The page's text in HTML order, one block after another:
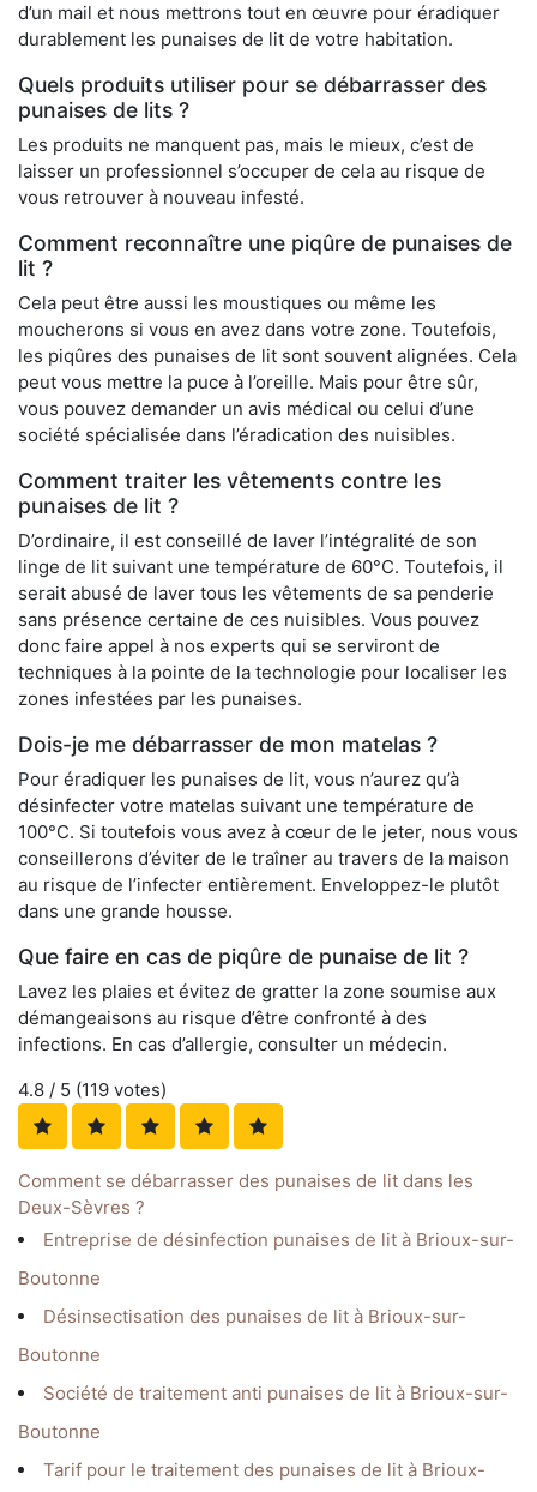
d’un mail et nous mettrons tout en œuvre pour éradiquer
durablement les punaises de lit de votre habitation.
Quels produits utiliser pour se débarrasser des
punaises de lits ?
Les produits ne manquent pas, mais le mieux, c’est de
laisser un professionnel s’occuper de cela au risque de
vous retrouver à nouveau infesté.
Comment reconnaître une piqûre de punaises de
lit ?
Cela peut être aussi les moustiques ou même les
moucherons si vous en avez dans votre zone. Toutefois,
les piqûres des punaises de lit sont souvent alignées. Cela
peut vous mettre la puce à l’oreille. Mais pour être sûr,
vous pouvez demander un avis médical ou celui d’une
société spécialisée dans l’éradication des nuisibles.
Comment traiter les vêtements contre les
punaises de lit ?
D’ordinaire, il est conseillé de laver l’intégralité de son
linge de lit suivant une température de 60°C. Toutefois, il
serait abusé de laver tous les vêtements de sa penderie
sans présence certaine de ces nuisibles. Vous pouvez
donc faire appel à nos experts qui se serviront de
techniques à la pointe de la technologie pour localiser les
zones infestées par les punaises.
Dois-je me débarrasser de mon matelas ?
Pour éradiquer les punaises de lit, vous n’aurez qu’à
désinfecter votre matelas suivant une température de
100°C. Si toutefois vous avez à cœur de le jeter, nous vous
conseillerons d’éviter de le traîner au travers de la maison
au risque de l’infecter entièrement. Enveloppez-le plutôt
dans une grande housse.
Que faire en cas de piqûre de punaise de lit ?
Lavez les plaies et évitez de gratter la zone soumise aux
démangeaisons au risque d’être confronté à des
infections. En cas d’allergie, consulter un médecin.
4.8 / 5 (119 votes)
Comment se débarrasser des punaises de lit dans les
Deux-Sèvres ?
Entreprise de désinfection punaises de lit à Brioux-sur-
Boutonne
Désinsectisation des punaises de lit à Brioux-sur-
Boutonne
Société de traitement anti punaises de lit à Brioux-sur-
Boutonne
Tarif pour le traitement des punaises de lit à Brioux-